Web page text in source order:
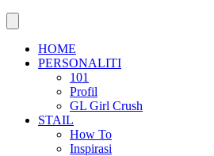
HOME
PERSONALITI
101
Profil
GL Girl Crush
STAIL
How To
Inspirasi